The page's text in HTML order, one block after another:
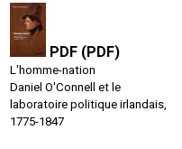
PDF (PDF)
L'homme-nation
Daniel O'Connell et le
laboratoire politique irlandais,
1775-1847